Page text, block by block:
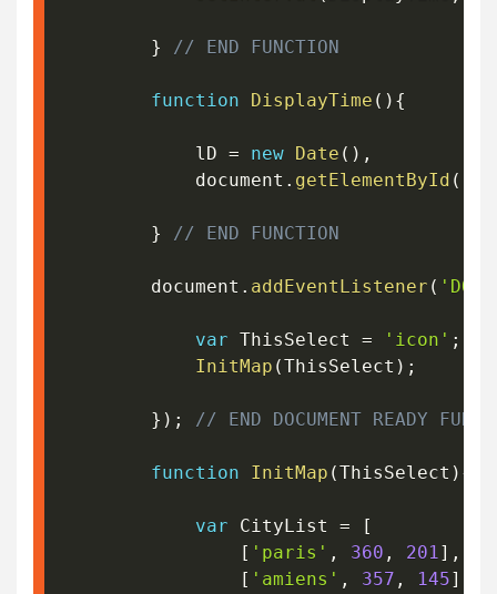
} // END FUNCTION
function DisplayTime ( ) {
			lD
= new Date ( ) ,
			document
. getElementById (
} // END FUNCTION
		document
. addEventListener (
var ThisSelect = 'icon' ;
InitMap (ThisSelect ) ;
} ) ; // END DOCUMENT READY
function InitMap (ThisSelect ) {
var CityList =
[
[ 'paris' , 360 , 201] ,
[ 'amiens' , 357 , 145]